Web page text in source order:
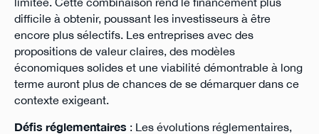
difficile à obtenir, poussant les investisseurs à être
encore plus sélectifs. Les entreprises avec des
propositions de valeur claires, des modèles
économiques solides et une viabilité démontrable à long
terme auront plus de chances de se démarquer dans ce
contexte exigeant.
Défis réglementaires : Les évolutions réglementaires,